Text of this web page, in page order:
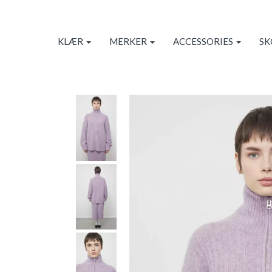
KLÆR MERKER ACCESSORIES